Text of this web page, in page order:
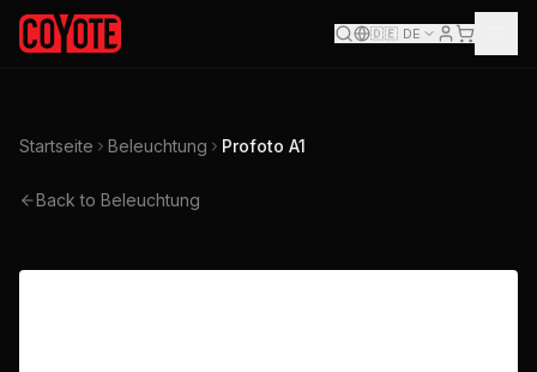
🇩🇪 DE
Startseite Beleuchtung Profoto A1
Back to Beleuchtung